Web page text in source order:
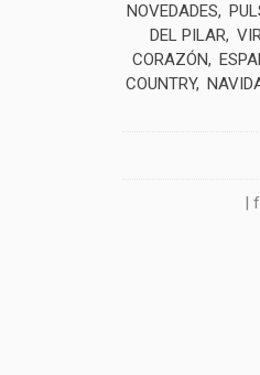
NOVEDADES
DEL PILAR
CORAZÓN
COUNTRY
|